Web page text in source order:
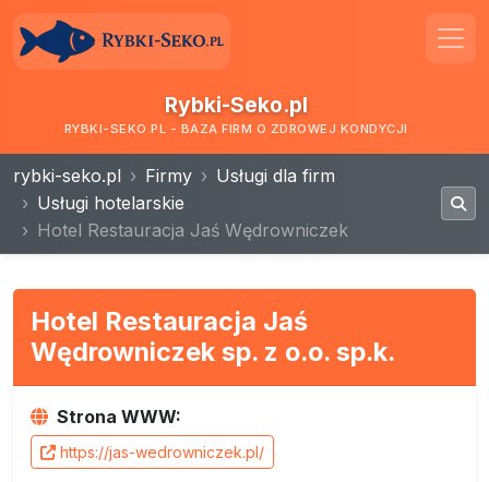
Rybki-Seko.pl
RYBKI-SEKO.PL - BAZA FIRM O ZDROWEJ KONDYCJI
rybki-seko.pl Firmy
Usługi dla firm
Usługi hotelarskie
Hotel Restauracja Jaś Wędrowniczek
Hotel Restauracja Jaś
Wędrowniczek sp. z o.o. sp.k.
Strona WWW:
https://jas-wedrowniczek.pl/